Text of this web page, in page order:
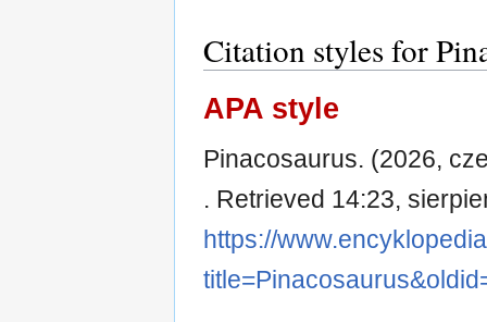
Citation styles for
APA style
Pinacosaurus. (2026,
. Retrieved 14:23,
https://